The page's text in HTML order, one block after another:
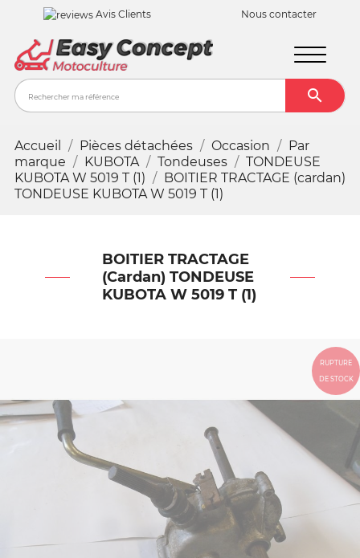
Avis Clients Nous contacter

Accueil Pièces détachées Occasion
Par
marque
KUBOTA Tondeuses
TONDEUSE
KUBOTA W 5019 T (1)
BOITIER TRACTAGE (cardan)
TONDEUSE KUBOTA W 5019 T (1)
BOITIER TRACTAGE
(cardan) TONDEUSE
KUBOTA W 5019 T (1)
RUPTURE
DE STOCK